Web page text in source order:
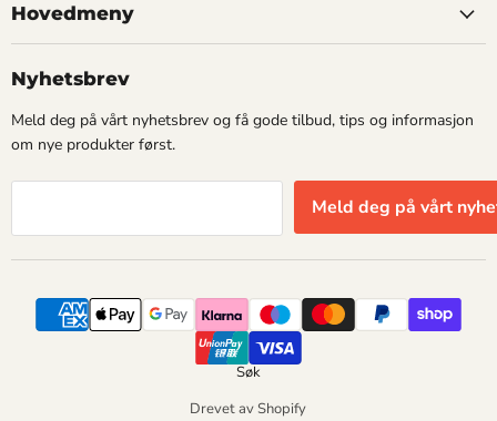
Hovedmeny
Nyhetsbrev
Meld deg på vårt nyhetsbrev og få gode tilbud, tips og informasjon
om nye produkter først.
Meld deg på vårt
Søk
Drevet av Shopify